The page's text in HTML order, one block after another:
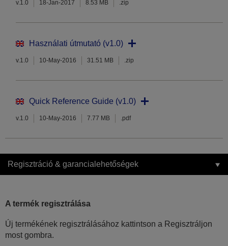
v.1.0 18-Jan-2017 8.53 MB .zip
Használati útmutató (v1.0)
v.1.0 10-May-2016 31.51 MB .zip
Quick Reference Guide (v1.0)
v.1.0 10-May-2016 7.77 MB .pdf
Regisztráció & garancialehetőségek
A termék regisztrálása
Új termékének regisztrálásához kattintson a Regisztráljon
most gombra.